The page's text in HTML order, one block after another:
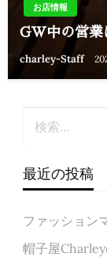
お店情報
GW中の営業
charley-Staff
最近の投稿
ファッション
帽子屋Charley